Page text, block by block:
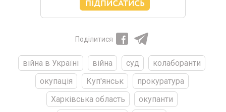
Поділитися
війна в Україні війна суд
колаборанти
окупація
Куп'янськ
прокуратура
Харківська область
окупанти